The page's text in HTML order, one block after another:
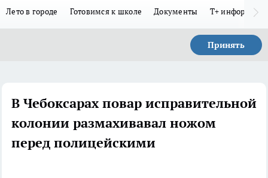
Лето в городе Готовимся к школе Документы Т+
Принять
В Чебоксарах повар исправительной
колонии размахивавал ножом
перед полицейскими